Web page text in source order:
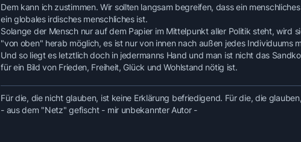
Dem kann ich zustimmen. Wir sollten langsam begreifen, dass ein
ein globales irdisches menschliches ist.
Solange der Mensch nur auf dem Papier im Mittelpunkt aller Politik steht, wird
"von oben" herab möglich, es ist nur von innen nach außen jedes Individuums
Und so liegt es letztlich doch in jedermanns Hand und man ist nicht das
für ein Bild von Frieden, Freiheit, Glück und Wohlstand nötig ist.
Für die, die nicht glauben, ist keine Erklärung befriedigend. Für die, die
- aus dem "Netz" gefischt - mir unbekannter Autor -